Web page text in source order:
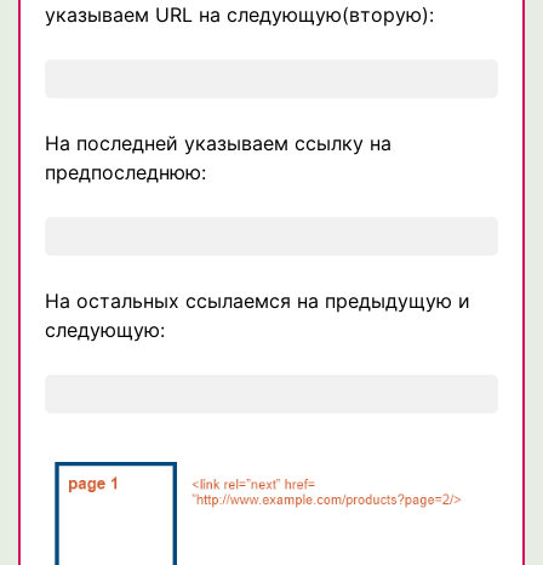
указываем URL на следующую(вторую):
На последней указываем ссылку на
предпоследнюю:
На остальных ссылаемся на предыдущую и
следующую: